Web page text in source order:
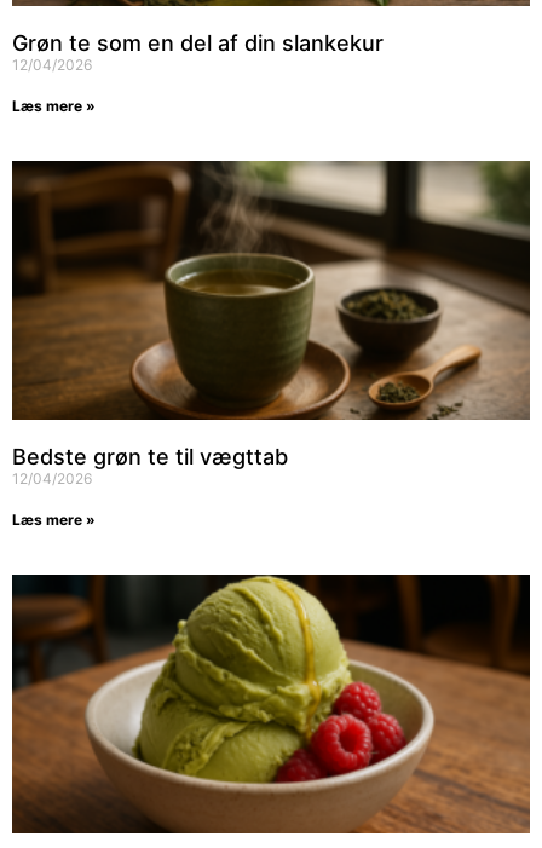
Grøn te som en del af din slankekur
12/04/2026
Læs mere »
Bedste grøn te til vægttab
12/04/2026
Læs mere »